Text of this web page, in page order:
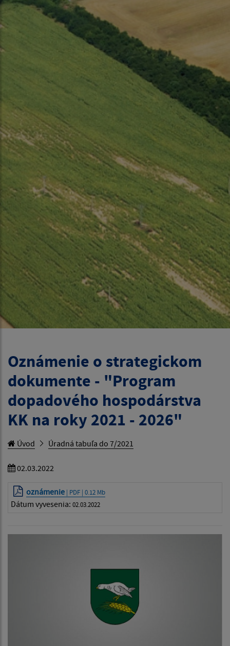
Oznámenie o strategickom
dokumente - "Program
dopadového hospodárstva
KK na roky 2021 - 2026"
Úvod Úradná tabuľa do 7/2021
02.03.2022
oznámenie | PDF | 0.12 Mb
Dátum vyvesenia: 02.03.2022